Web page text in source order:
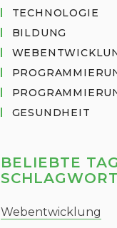
TECHNOLOGIE
BILDUNG
PROGRAMMIERUNG IN
PROGRAMMIERUNG IN
GESUNDHEIT
BELIEBTE
Webentwicklung